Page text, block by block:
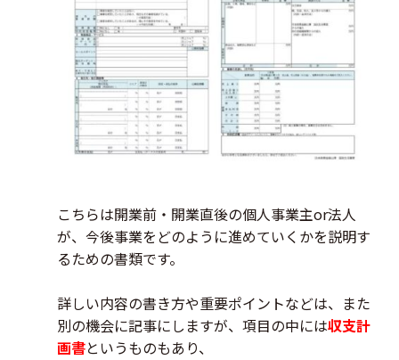
こちらは開業前・開業直後の個人事業主or法人
が、今後事業をどのように進めていくかを説明す
るための書類です。
詳しい内容の書き方や重要ポイントなどは、また
別の機会に記事にしますが、項目の中には収支計
画書というものもあり、